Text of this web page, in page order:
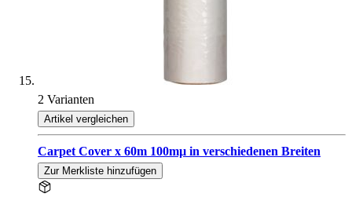
2 Varianten
Artikel vergleichen
Carpet Cover x 60m 100mµ in verschiedenen Breiten
Zur Merkliste hinzufügen